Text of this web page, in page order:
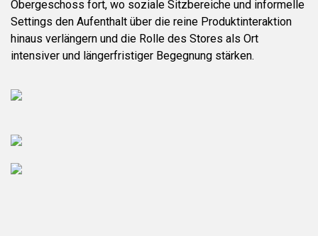
Obergeschoss fort, wo soziale Sitzbereiche und informelle
Settings den Aufenthalt über die reine Produktinteraktion
hinaus verlängern und die Rolle des Stores als Ort
intensiver und längerfristiger Begegnung stärken.